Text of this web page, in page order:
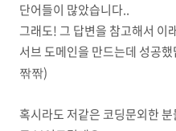
단어들이 많았습니다..
그래도! 그 답변을 참고해서 이
서브 도메인을 만드는데 성공
짞짞)
혹시라도 저같은 코딩문외한